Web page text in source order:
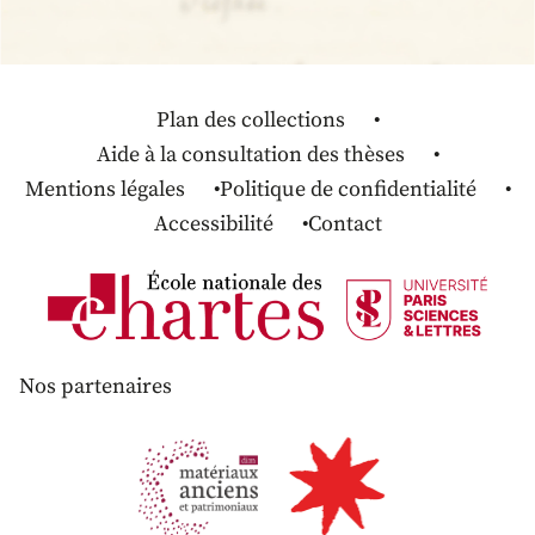
Plan des collections
Aide à la consultation des thèses
Mentions légales
Politique de confidentialité
Accessibilité
Contact
Nos partenaires